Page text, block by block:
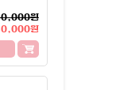
원
원